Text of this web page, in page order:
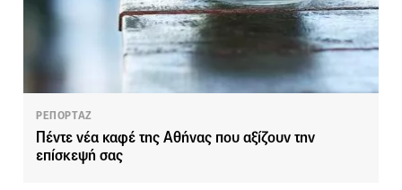
ΡΕΠΟΡΤΑΖ
Πέντε νέα καφέ της Αθήνας που αξίζουν την
επίσκεψή σας